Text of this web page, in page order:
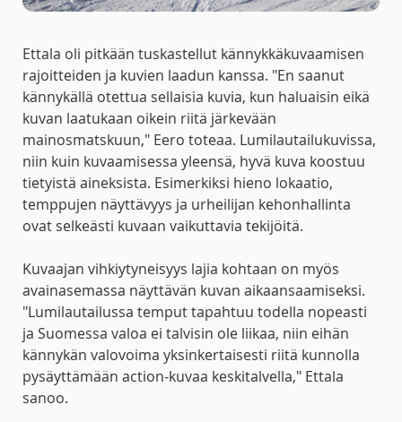
Ettala oli pitkään tuskastellut kännykkäkuvaamisen
rajoitteiden ja kuvien laadun kanssa. "En saanut
kännykällä otettua sellaisia kuvia, kun haluaisin eikä
kuvan laatukaan oikein riitä järkevään
mainosmatskuun," Eero toteaa. Lumilautailukuvissa,
niin kuin kuvaamisessa yleensä, hyvä kuva koostuu
tietyistä aineksista. Esimerkiksi hieno lokaatio,
temppujen näyttävyys ja urheilijan kehonhallinta
ovat selkeästi kuvaan vaikuttavia tekijöitä.
Kuvaajan vihkiytyneisyys lajia kohtaan on myös
avainasemassa näyttävän kuvan aikaansaamiseksi.
"Lumilautailussa temput tapahtuu todella nopeasti
ja Suomessa valoa ei talvisin ole liikaa, niin eihän
kännykän valovoima yksinkertaisesti riitä kunnolla
pysäyttämään action-kuvaa keskitalvella," Ettala
sanoo.